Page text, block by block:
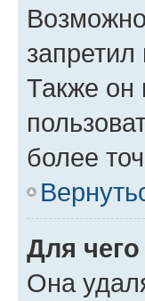
Также он
более
Для
Она